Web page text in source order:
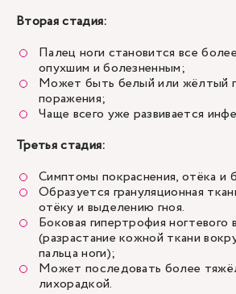
Вторая стадия:
Палец ноги становится все
опухшим и болезненным;
Может быть белый или жёлтый
поражения;
Чаще всего уже развивается
Третья стадия:
Симптомы покраснения, отёка и
Образуется грануляционная
отёку и выделению гноя.
Боковая гипертрофия ногтевого
(разрастание кожной ткани
пальца ноги);
Может последовать более
лихорадкой.